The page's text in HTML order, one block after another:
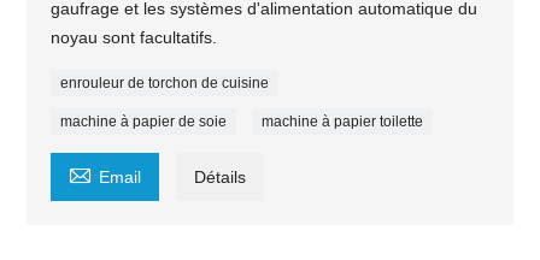
gaufrage et les systèmes d'alimentation automatique du
noyau sont facultatifs.
enrouleur de torchon de cuisine
machine à papier de soie machine à papier toilette
 Email Détails